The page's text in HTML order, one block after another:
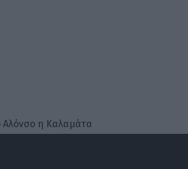
Αλόνσο η Καλαμάτα